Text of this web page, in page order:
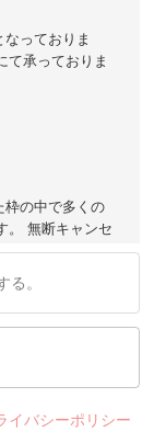
っておりま
て承っておりま
枠の中で多くの
。 無断キャンセ
うだけでなく、
そのため、ご予
ようお願い申し
セルが確認され
ご協力をお願い
。
イバシーポリシー